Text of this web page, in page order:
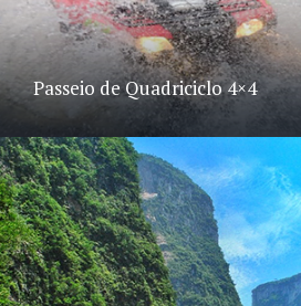
Passeio de Quadriciclo 4×4